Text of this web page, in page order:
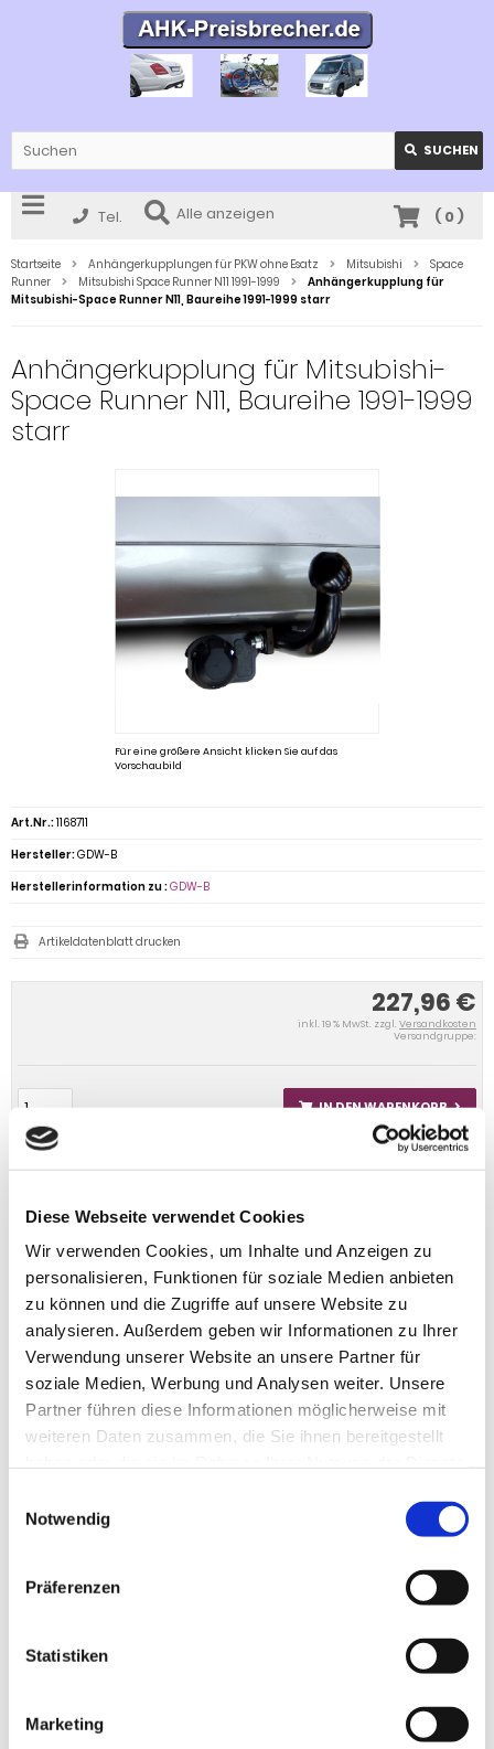
Diese Webseite verwendet Cookies
Wir verwenden Cookies, um Inhalte und Anzeigen zu
personalisieren, Funktionen für soziale Medien anbieten
zu können und die Zugriffe auf unsere Website zu
analysieren. Außerdem geben wir Informationen zu Ihrer
Verwendung unserer Website an unsere Partner für
soziale Medien, Werbung und Analysen weiter. Unsere
Partner führen diese Informationen möglicherweise mit
weiteren Daten zusammen, die Sie ihnen bereitgestellt
Notwendig
Präferenzen
Statistiken
Marketing
SUCHEN
Tel. Alle anzeigen ( 0)
Startseite Anhängerkupplungen für PKW ohne Esatz Mitsubishi
Space
Runner
Mitsubishi Space Runner N11 1991-1999
Anhängerkupplung für
Mitsubishi-Space Runner N11, Baureihe 1991-1999 starr
Anhängerkupplung für Mitsubishi-
Space Runner N11, Baureihe 1991-1999
starr
Für eine größere Ansicht klicken Sie auf das
Vorschaubild
227,96 €
inkl. 19 % MwSt. zzgl. Versandkosten
Versandgruppe:
IN DEN WARENKORB
Art.Nr.:1168711
Hersteller:GDW-B
Herstellerinformation zu :GDW-B
Artikeldatenblatt drucken
Anhängerkupplung für Mitsubishi Space Runner:
Anhängerkupplung feststehend. Lieferumfang für die Montage:
Kupplungskugel, Schraubensatz, Nachrüsten Montageanleitung
u. Gutachten. Bei Fragen zur ausgewählten Anhängerkupplung